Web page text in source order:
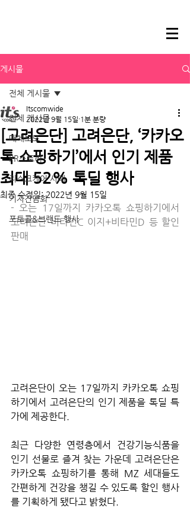
게시물
전체 게시물
매체보도
PR스토리
리스크케어 사례
기자간담회
포토콜&브랜드 행사
전체 게시물
[고려은단] 고려은단, ‘카카오
톡 쇼핑하기’에서 인기 제품
최대 52% 톡딜 행사
Itscomwide
2022년 9월 15일 1분 분량
최종 수정일:2022년 9월 15일
- 오는 17일까지 카카오톡 쇼핑하기에서
고려은단 비타민C 이지+비타민D 등 할인
판매
고려은단이 오는 17일까지 카카오톡 쇼핑
하기에서 고려은단의 인기 제품을 톡딜 특
가에 제공한다.
최근 다양한 연령층에서 건강기능식품을
인기 선물로 즐겨 찾는 가운데 고려은단은
카카오톡 쇼핑하기를 통해 MZ 세대들도
간편하게 건강을 챙길 수 있도록 할인 행사
를 기획하게 됐다고 밝혔다.